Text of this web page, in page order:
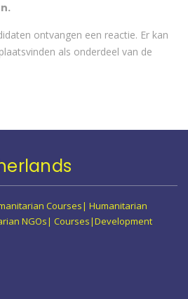
ontvangen een reactie. Er kan
als onderdeel van de
Courses| Humanitarian
NGOs| Courses|Development